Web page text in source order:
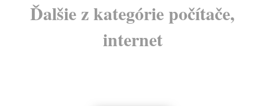
Ďalšie z kategórie počítače,
internet